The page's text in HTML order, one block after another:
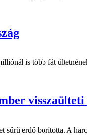
is több fát
erdő borította. A